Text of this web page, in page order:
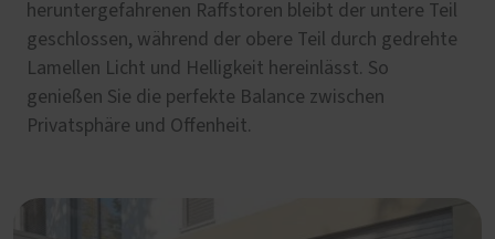
heruntergefahrenen Raffstoren bleibt der untere Teil
geschlossen, während der obere Teil durch gedrehte
Lamellen Licht und Helligkeit hereinlässt. So
genießen Sie die perfekte Balance zwischen
Privatsphäre und Offenheit.